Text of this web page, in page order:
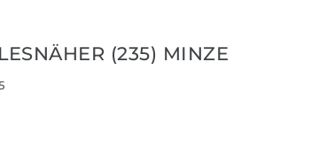
(235) MINZE